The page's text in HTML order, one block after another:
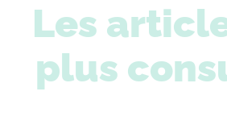
Les
plus